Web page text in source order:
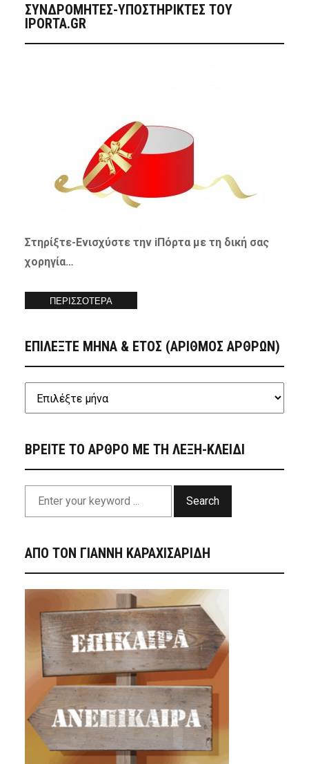
ΣΥΝΔΡΟΜΗΤΈΣ-ΥΠΟΣΤΗΡΙΚΤΈΣ ΤΟΥ
IPORTA.GR
Στηρίξτε-Ενισχύστετην iΠόρτα με τη δική σας
χορηγία…
ΠΕΡΙΣΣΟΤΕΡΑ
ΕΠΙΛΕΞΤΕ ΜΗΝΑ & ΕΤΟΣ (ΑΡΙΘΜΟΣ ΑΡΘΡΩΝ)
ΒΡΕΙΤΕ ΤΟ ΑΡΘΡΟ ΜΕ ΤΗ ΛΕΞΗ-ΚΛΕΙΔΙ
Search
ΑΠΟ ΤΟΝ ΓΙΑΝΝΗ ΚΑΡΑΧΙΣΑΡΙΔΗ